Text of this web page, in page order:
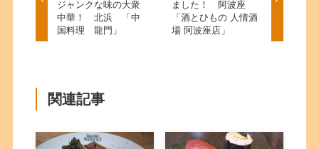
ジャンクな味の大衆
中華！ 北浜 「中
国料理 龍門」
ました！ 阿波座
「酒とひもの 人情酒
場 阿波座店」
関連記事